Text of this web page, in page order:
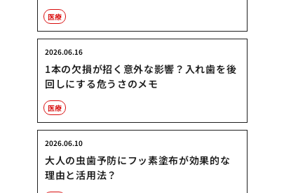
医療
1本の欠損が招く意外な影響？入れ歯を後
回しにする危うさのメモ
2026.06.16
医療
大人の虫歯予防にフッ素塗布が効果的な
理由と活用法？
2026.06.10